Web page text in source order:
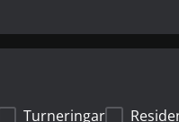
Turneringar